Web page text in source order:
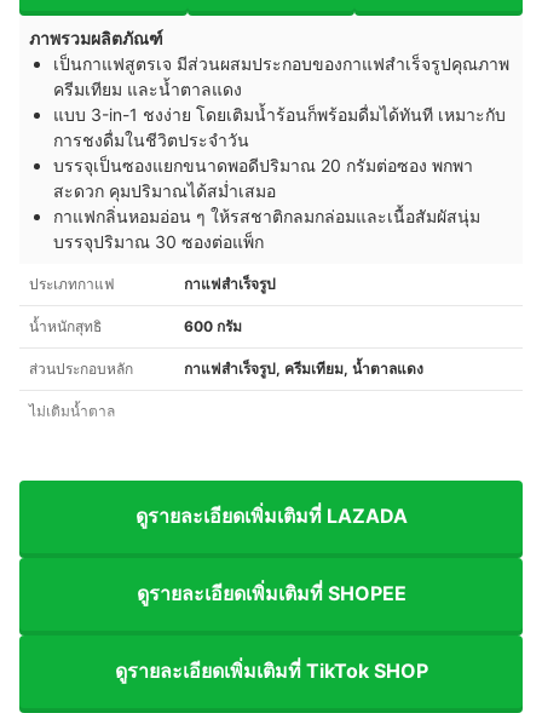
ภาพรวมผลิตภัณฑ์
เป็นกาแฟสูตรเจ มีส่วนผสมประกอบของกาแฟสำเร็จรูปคุณภาพ
ครีมเทียม และน้ำตาลแดง
แบบ 3-in-1 ชงง่าย โดยเติมน้ำร้อนก็พร้อมดื่มได้ทันที เหมาะกับ
การชงดื่มในชีวิตประจำวัน
บรรจุเป็นซองแยกขนาดพอดีปริมาณ 20 กรัมต่อซอง พกพา
สะดวก คุมปริมาณได้สม่ำเสมอ
กาแฟกลิ่นหอมอ่อน ๆ ให้รสชาติกลมกล่อมและเนื้อสัมผัสนุ่ม
บรรจุปริมาณ 30 ซองต่อแพ็ก
ประเภทกาแฟ กาแฟสำเร็จรูป
น้ำหนักสุทธิ 600 กรัม
ส่วนประกอบหลัก กาแฟสำเร็จรูป, ครีมเทียม, น้ำตาลแดง
ไม่เติมน้ำตาล
ดูรายละเอียดเพิ่มเติมที่ LAZADA
ดูรายละเอียดเพิ่มเติมที่ SHOPEE
ดูรายละเอียดเพิ่มเติมที่ TikTok SHOP